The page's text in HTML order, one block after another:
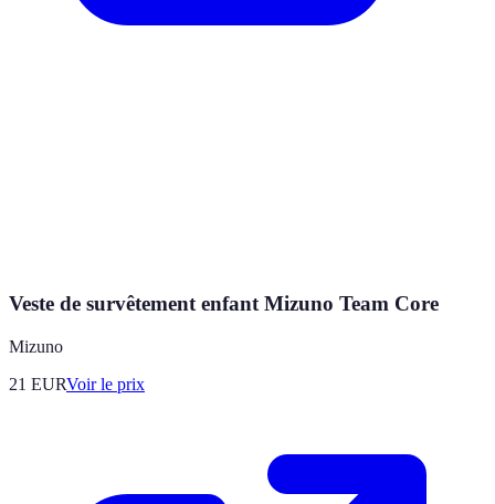
Veste de survêtement enfant Mizuno Team Core
Mizuno
21 EURVoir le prix